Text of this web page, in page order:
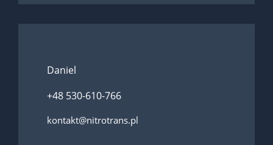
Daniel
+48 530-610-766
kontakt@nitrotrans.pl